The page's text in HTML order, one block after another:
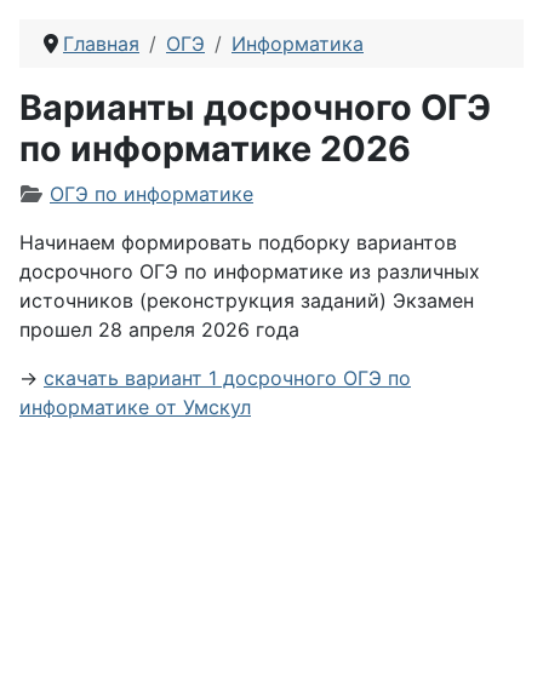
Главная ОГЭ Информатика
Варианты досрочного ОГЭ
по информатике 2026
Информация о материале
ОГЭ по информатике
Начинаем формировать подборку вариантов
досрочного ОГЭ по информатике из различных
источников (реконструкция заданий) Экзамен
прошел 28 апреля 2026 года
→ скачать вариант 1 досрочного ОГЭ по
информатике от Умскул